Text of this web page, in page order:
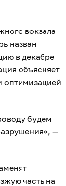
вокзала
назван
в декабре
объясняет
оптимизацией
будем
—
часть на